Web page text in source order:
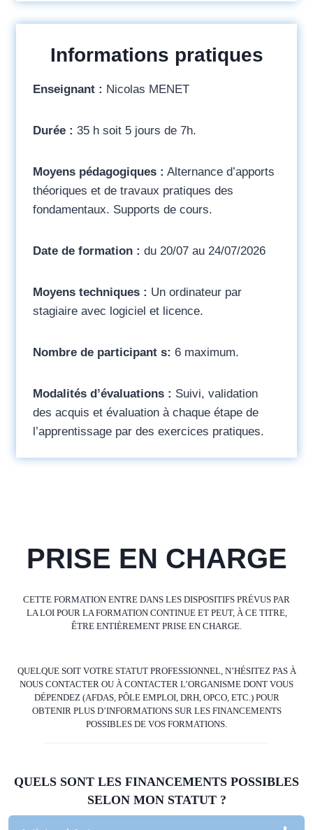
Informations pratiques
Enseignant : Nicolas MENET
Durée : 35 h soit 5 jours de 7h.
Moyens pédagogiques : Alternance d’apports
théoriques et de travaux pratiques des
fondamentaux. Supports de cours.
Date de formation :du 20/07 au 24/07/2026
Moyens techniques : Un ordinateur par
stagiaire avec logiciel et licence.
Nombre de participant s: 6 maximum.
Modalités d’évaluations : Suivi, validation
des acquis et évaluation à chaque étape de
l’apprentissage par des exercices pratiques.
PRISE EN CHARGE
CETTE FORMATION ENTRE DANS LES DISPOSITIFS PRÉVUS PAR
LA LOI POUR LA FORMATION CONTINUE ET PEUT, À CE TITRE,
ÊTRE ENTIÈREMENT PRISE EN CHARGE.
QUELQUE SOIT VOTRE STATUT PROFESSIONNEL, N’HÉSITEZ PAS À
NOUS CONTACTER OU À CONTACTER L’ORGANISME DONT VOUS
DÉPENDEZ (AFDAS, PÔLE EMPLOI, DRH, OPCO, ETC.) POUR
OBTENIR PLUS D’INFORMATIONS SUR LES FINANCEMENTS
POSSIBLES DE VOS FORMATIONS.
QUELS SONT LES FINANCEMENTS POSSIBLES
SELON MON STATUT ?